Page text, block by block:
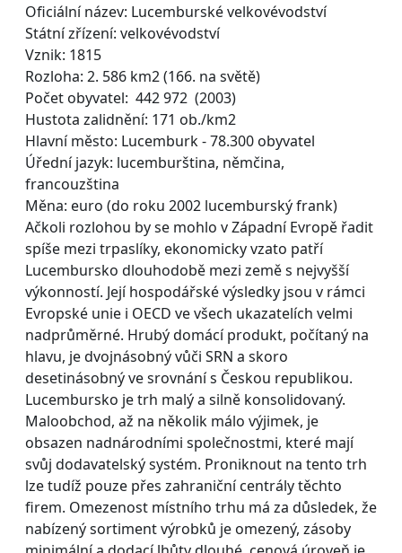
Oficiální název: Lucemburské velkovévodství
Státní zřízení: velkovévodství
Vznik: 1815
Rozloha: 2. 586 km2 (166. na světě)
Počet obyvatel: 442 972 (2003)
Hustota zalidnění: 171 ob./km2
Hlavní město: Lucemburk - 78.300 obyvatel
Úřední jazyk: lucemburština, němčina,
francouzština
Měna: euro (do roku 2002 lucemburský frank)
Ačkoli rozlohou by se mohlo v Západní Evropě řadit
spíše mezi trpaslíky, ekonomicky vzato patří
Lucembursko dlouhodobě mezi země s nejvyšší
výkonností. Její hospodářské výsledky jsou v rámci
Evropské unie i OECD ve všech ukazatelích velmi
nadprůměrné. Hrubý domácí produkt, počítaný na
hlavu, je dvojnásobný vůči SRN a skoro
desetinásobný ve srovnání s Českou republikou.
Lucembursko je trh malý a silně konsolidovaný.
Maloobchod, až na několik málo výjimek, je
obsazen nadnárodními společnostmi, které mají
svůj dodavatelský systém. Proniknout na tento trh
lze tudíž pouze přes zahraniční centrály těchto
firem. Omezenost místního trhu má za důsledek, že
nabízený sortiment výrobků je omezený, zásoby